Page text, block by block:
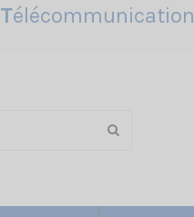
Télécommunication